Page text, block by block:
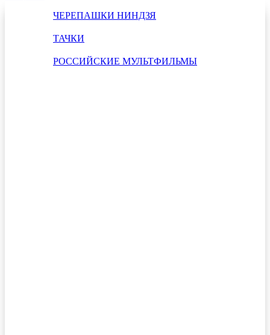
ЧЕРЕПАШКИ НИНДЗЯ
ТАЧКИ
РОССИЙСКИЕ МУЛЬТФИЛЬМЫ